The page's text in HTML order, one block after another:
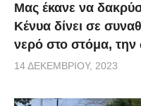
Μας έκανε να
Κένυα δίνει σε
νερό στο στόμα,
14 ΔΕΚΕΜΒΡΊΟΥ, 2023